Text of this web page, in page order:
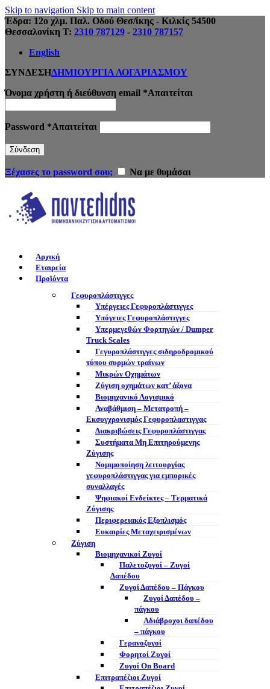
Skip to navigation Skip to main content
Έδρα: 12ο χλμ. Παλ. Οδού Θεσ/ίκης - Κιλκίς 54500
Θεσσαλονίκη Τ: 2310 787129 - 2310 787157
English
ΣΥΝΔΕΣΗΔΗΜΙΟΥΡΓΙΑ ΛΟΓΑΡΙΑΣΜΟΥ
Όνομα χρήστη ή διεύθυνση email *Απαιτείται
Password *Απαιτείται
Σύνδεση
Ξέχασες το password σου; Να με θυμάσαι
Αρχική
Εταιρεία
Προϊόντα
Γεφυροπλάστιγγες
Υπέργειες Γεφυροπλάστιγγες
Υπόγειες Γεφυροπλάστιγγες
Υπερμεγεθών Φορτηγών / Dumper
Truck Scales
Γεγυροπλάστιγγες σιδηροδρομικού
τύπου συρμών τραίνων
Μικρών Οχημάτων
Ζύγιση οχημάτων κατ’ άξονα
Βιομηχανικό Λογισμικό
Αναβάθμιση – Μετατροπή –
Εκσυγχρονισμός Γεφυροπλαστιγγας
Διακριβώσεις Γεφυροπλάστιγγας
Συστήματα Μη Επιτηρούμενης
Ζύγισης
Νομιμοποίηση λειτουργίας
γεφυροπλάστιγγας για εμπορικές
συναλλαγές
Ψηφιακοί Ενδείκτες – Tερματικά
Ζύγισης
Περιφερειακός Εξοπλισμός
Ευκαιρίες Μεταχειρισμένων
Ζύγιση
Βιομηχανικοί Ζυγοί
Παλετοζυγοί – Ζυγοί
Δαπέδου
Ζυγοί Δαπέδου – Πάγκου
Ζυγοί Δαπέδου –
πάγκου
Αδιάβροχοι δαπέδου
– πάγκου
Γερανοζυγοί
Φορητοί Ζυγοί
Ζυγοί On Board
Επιτραπέζιοι Ζυγοί